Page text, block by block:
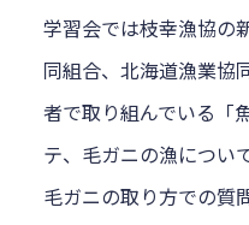
学習会では枝幸漁協の
同組合、北海道漁業協
者で取り組んでいる「
テ、毛ガニの漁につい
毛ガニの取り方での質